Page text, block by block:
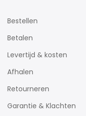
Bestellen
Betalen
Levertijd & kosten
Afhalen
Retourneren
Garantie & Klachten